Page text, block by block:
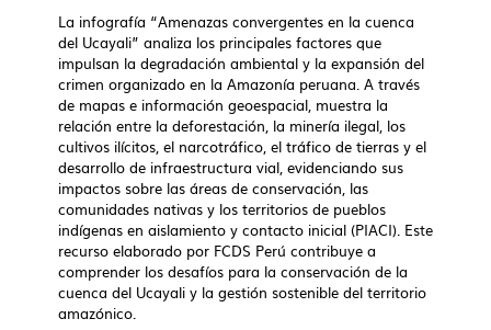
La infografía “Amenazas convergentes en la cuenca
del Ucayali” analiza los principales factores que
impulsan la degradación ambiental y la expansión del
crimen organizado en la Amazonía peruana. A través
de mapas e información geoespacial, muestra la
relación entre la deforestación, la minería ilegal, los
cultivos ilícitos, el narcotráfico, el tráfico de tierras y el
desarrollo de infraestructura vial, evidenciando sus
impactos sobre las áreas de conservación, las
comunidades nativas y los territorios de pueblos
indígenas en aislamiento y contacto inicial (PIACI). Este
recurso elaborado por FCDS Perú contribuye a
comprender los desafíos para la conservación de la
cuenca del Ucayali y la gestión sostenible del territorio
amazónico.